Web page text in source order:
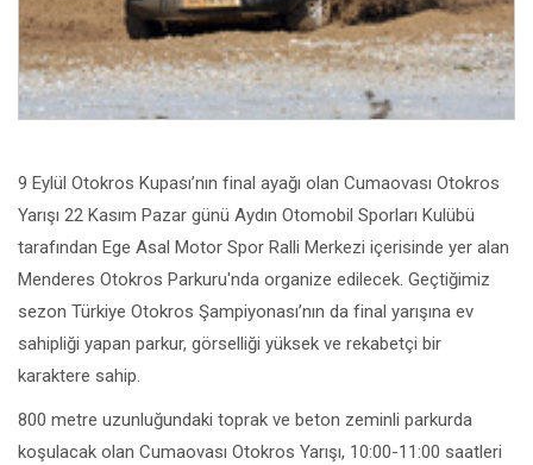
9 Eylül Otokros Kupası’nın final ayağı olan Cumaovası Otokros
Yarışı 22 Kasım Pazar günü Aydın Otomobil Sporları Kulübü
tarafından Ege Asal Motor Spor Ralli Merkezi içerisinde yer alan
Menderes Otokros Parkuru'nda organize edilecek. Geçtiğimiz
sezon Türkiye Otokros Şampiyonası’nın da final yarışına ev
sahipliği yapan parkur, görselliği yüksek ve rekabetçi bir
karaktere sahip.
800 metre uzunluğundaki toprak ve beton zeminli parkurda
koşulacak olan Cumaovası Otokros Yarışı, 10:00-11:00 saatleri